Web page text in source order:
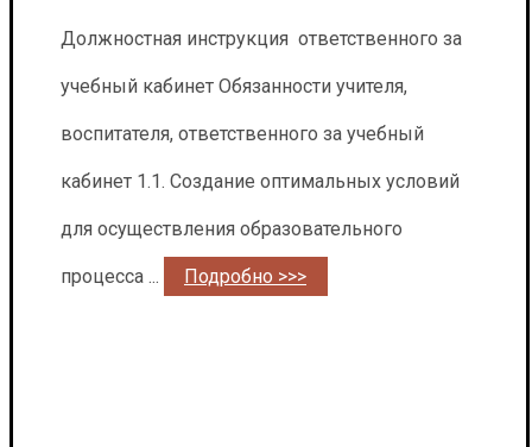
Должностная инструкция ответственного за
учебный кабинет Обязанности учителя,
воспитателя, ответственного за учебный
кабинет 1.1. Создание оптимальных условий
для осуществления образовательного
процесса ... Подробно >>>